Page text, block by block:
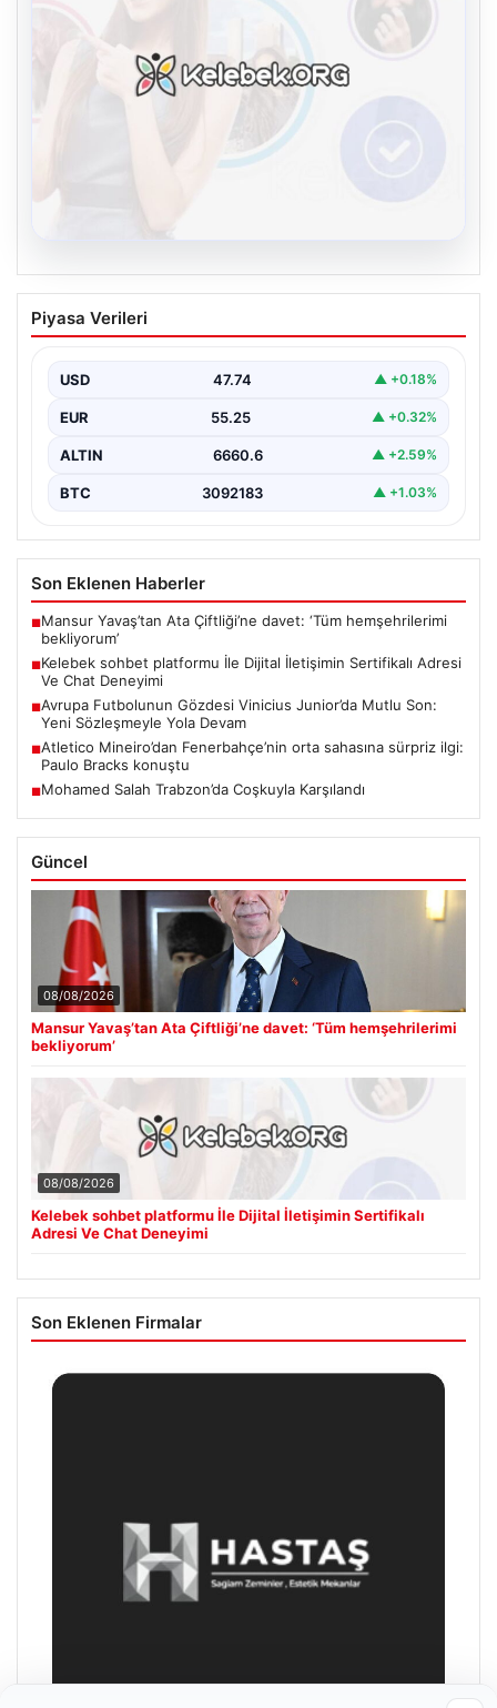
Kelebek sohbet platformu İle Dijital
İletişimin Sertifikalı Adresi Ve Chat
Sanal ortamında kullanıcıların güvenli bir biçimde iletişim
Piyasa Verileri
USD 47.74 ▲ +0.18%
EUR 55.25 ▲ +0.32%
ALTIN 6660.6 ▲ +2.59%
BTC 3092183 ▲ +1.03%
Son Eklenen Haberler
■Mansur Yavaş’tan Ata Çiftliği’ne davet: ‘Tüm hemşehrilerimi
bekliyorum’
■Kelebek sohbet platformu İle Dijital İletişimin Sertifikalı Adresi
Ve Chat Deneyimi
■Avrupa Futbolunun Gözdesi Vinicius Junior’da Mutlu Son:
Yeni Sözleşmeyle Yola Devam
■Atletico Mineiro’dan Fenerbahçe’nin orta sahasına sürpriz ilgi:
Paulo Bracks konuştu
■Mohamed Salah Trabzon’da Coşkuyla Karşılandı
Güncel
08/08/2026
Mansur Yavaş’tan Ata Çiftliği’ne davet: ‘Tüm hemşehrilerimi
bekliyorum’
08/08/2026
Kelebek sohbet platformu İle Dijital İletişimin Sertifikalı
Adresi Ve Chat Deneyimi
Son Eklenen Firmalar